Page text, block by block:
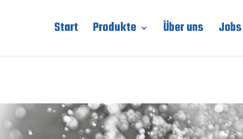
Start Produkte Über uns Jobs